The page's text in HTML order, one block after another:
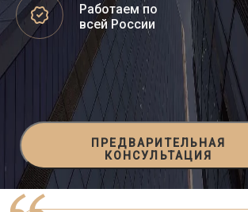
Работаем по
всей России
ПРЕДВАРИТЕЛЬНАЯ
КОНСУЛЬТАЦИЯ